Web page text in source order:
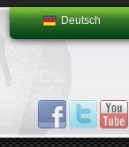
Deutsch